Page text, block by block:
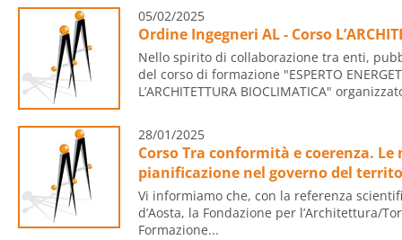
05/02/2025
Ordine Ingegneri AL - Corso
Nello spirito di collaborazione tra enti,
del corso di formazione "ESPERTO
L’ARCHITETTURA BIOCLIMATICA"
28/01/2025
Corso Tra conformità e coerenza.
pianificazione nel governo del
Vi informiamo che, con la referenza
d’Aosta, la Fondazione per l’Architettura/
Formazione...